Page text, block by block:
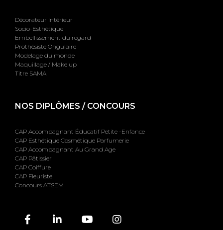
Décorateur Intérieur
Socio-Esthétique
Embellissement du regard
Prothésiste Ongulaire
Modelage du monde
Maquillage / Make up
Titre SAMA
NOS DIPLÔMES / CONCOURS
CAP Accompagnant Éducatif Petite -Enfance
CAP Esthétique Cosmétique Parfumerie
CAP Accompagnant Au Grand Age
CAP Pâtissier
CAP Coiffure
CAP Fleuriste
Concours ATSEM